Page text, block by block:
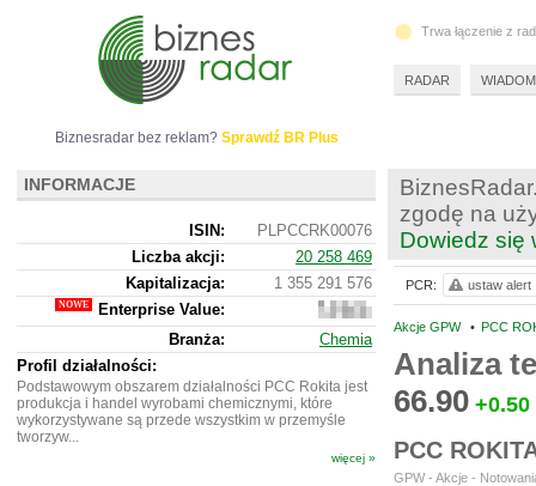
zgodę na
Dowiedz się
Akcje GPW • PCC
Analiza
66.90 +0.50
PCC
GPW - Akcje -
PCR: ustaw alert
Biznesradar bez reklam? Sprawdź BR Plus
INFORMACJE
ISIN:
PLPCCRK00076
Liczba akcji:
20 258 469
Kapitalizacja:
1 355 291 576
Enterprise Value:
1
829
072
Branża:
Chemia
Profil działalności:
Podstawowym obszarem działalności PCC Rokita jest
produkcja i handel wyrobami chemicznymi, które
wykorzystywane są przede wszystkim w przemyśle
tworzyw...
więcej »
Trwa łączenie z
RADAR